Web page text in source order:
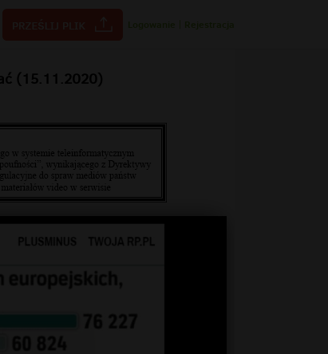
(15.11.2020)